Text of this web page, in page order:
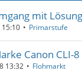
mit
15:10 Primarstufe
Canon CLI-8
13:32 Flohmarkt